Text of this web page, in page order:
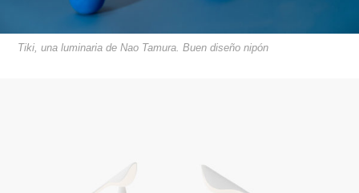
Tiki, una luminaria de Nao Tamura. Buen diseño nipón